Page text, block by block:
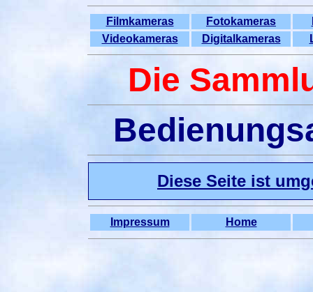
Filmkameras Fotokameras
Videokameras
Digitalkameras
Die
Diese Seite ist
Impressum Home